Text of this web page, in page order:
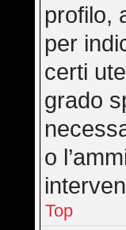
profilo,
per
certi
grado
o
Top